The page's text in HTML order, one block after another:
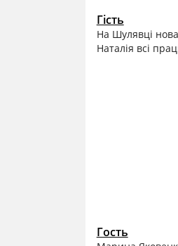
Гість
На Шулявці нова
Наталія всі
Гость